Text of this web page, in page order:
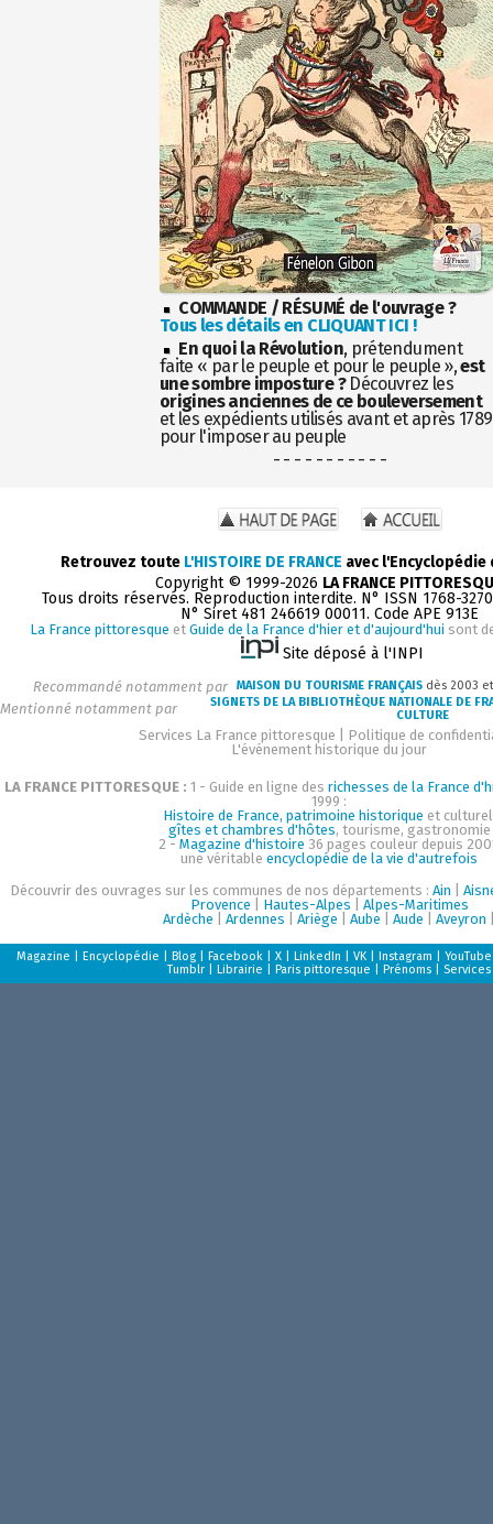
COMMANDE / RÉSUMÉ de l'ouvrage ?
Tous les détails en CLIQUANT ICI !
En quoi la Révolution, prétendument
faite « par le peuple et pour le peuple »,est
une sombre imposture ?Découvrez les
origines anciennes de ce bouleversement
et les expédients utilisés avant et après 1789
pour l'imposer au peuple
- - - - - - - - - - -
Retrouvez toute L'HISTOIRE DE FRANCE avec
Copyright © 1999-2026 LA FRANCE
Tous droits réservés. Reproduction interdite. N° ISSN 1768-
N° Siret 481 246619 00011. Code APE 913E
La France pittoresque et Guide de la France d'hier et d'aujourd'hui sont
Site déposé à l'INPI
Recommandé notamment par MAISON DU TOURISME FRANÇAIS dès 2003
Mentionné notamment par
SIGNETS DE LA BIBLIOTHÈQUE NATIONALE DE
CULTURE
Services La France pittoresque
Politique de
L'événement historique du jour
LA FRANCE PITTORESQUE : 1 - Guide en ligne des richesses de la France
1999 :
Histoire de France, patrimoine historique et
gîtes et chambres d'hôtes, tourisme, gastronomie
2 - Magazine d'histoire 36 pages couleur depuis
une véritableencyclopédie de la vie d'autrefois
Découvrir des ouvrages sur les communes de nos départements :Ain |
Provence
Hautes-Alpes
Alpes-Maritimes
Ardèche |Ardennes |Ariège |Aube |Aude |Aveyron
Magazine |Encyclopédie |Blog |Facebook |X |LinkedIn |VK |Instagram |YouTube
Tumblr |Librairie |Paris pittoresque |Prénoms Services